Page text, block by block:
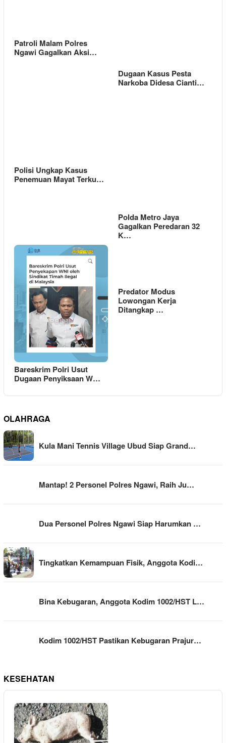
Patroli Malam Polres
Ngawi Gagalkan Aksi…
Dugaan Kasus Pesta
Narkoba Didesa Cianti…
Polisi Ungkap Kasus
Penemuan Mayat Terku…
Polda Metro Jaya
Gagalkan Peredaran 32
K…
Bareskrim Polri Usut
Dugaan Penyiksaan W…
Predator Modus
Lowongan Kerja
Ditangkap …
OLAHRAGA
Kula Mani Tennis Village Ubud Siap Grand…
Mantap! 2 Personel Polres Ngawi, Raih Ju…
Dua Personel Polres Ngawi Siap Harumkan …
Tingkatkan Kemampuan Fisik, Anggota Kodi…
Bina Kebugaran, Anggota Kodim 1002/HST L…
Kodim 1002/HST Pastikan Kebugaran Prajur…
KESEHATAN